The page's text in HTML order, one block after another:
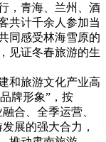
，青海、兰州、酒
共计千余人参加当
同感受林海雪原的
见证冬春旅游的生
和旅游文化产业高
牌形象”，按
合、全季运营、
展的强大合力，